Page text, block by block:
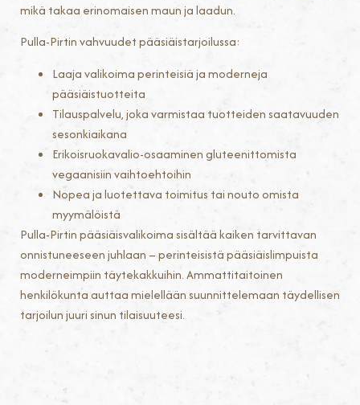
mikä takaa erinomaisen maun ja laadun.
Pulla-Pirtin vahvuudet pääsiäistarjoilussa:
Laaja valikoima perinteisiä ja moderneja
pääsiäistuotteita
Tilauspalvelu, joka varmistaa tuotteiden saatavuuden
sesonkiaikana
Erikoisruokavalio-osaaminen gluteenittomista
vegaanisiin vaihtoehtoihin
Nopea ja luotettava toimitus tai nouto omista
myymälöistä
Pulla-Pirtin pääsiäisvalikoima sisältää kaiken tarvittavan
onnistuneeseen juhlaan – perinteisistä pääsiäislimpuista
moderneimpiin täytekakkuihin. Ammattitaitoinen
henkilökunta auttaa mielellään suunnittelemaan täydellisen
tarjoilun juuri sinun tilaisuuteesi.